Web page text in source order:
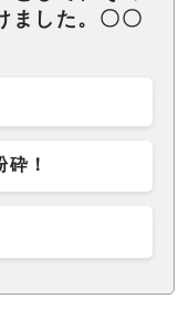
ました。〇〇
！